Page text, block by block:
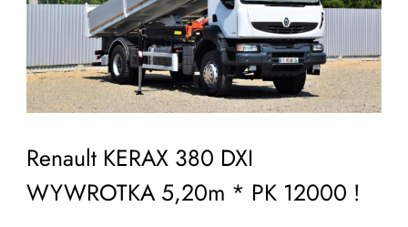
Renault KERAX 380 DXI
WYWROTKA 5,20m * PK 12000 !